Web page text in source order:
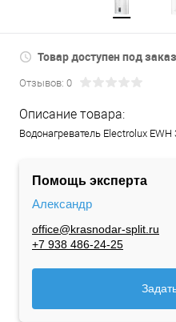
Товар доступен под заказ
Отзывов: 0
Описание товара:
Водонагреватель Electrolux
Помощь эксперта
Александр
office@krasnodar-split.ru
+7 938 486-24-25